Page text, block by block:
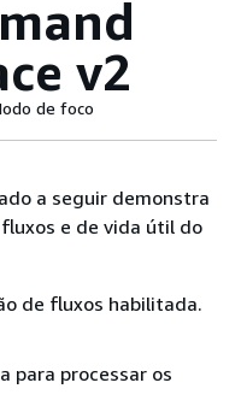
v2
de foco
a seguir demonstra
e de vida útil do
de fluxos habilitada.
para processar os